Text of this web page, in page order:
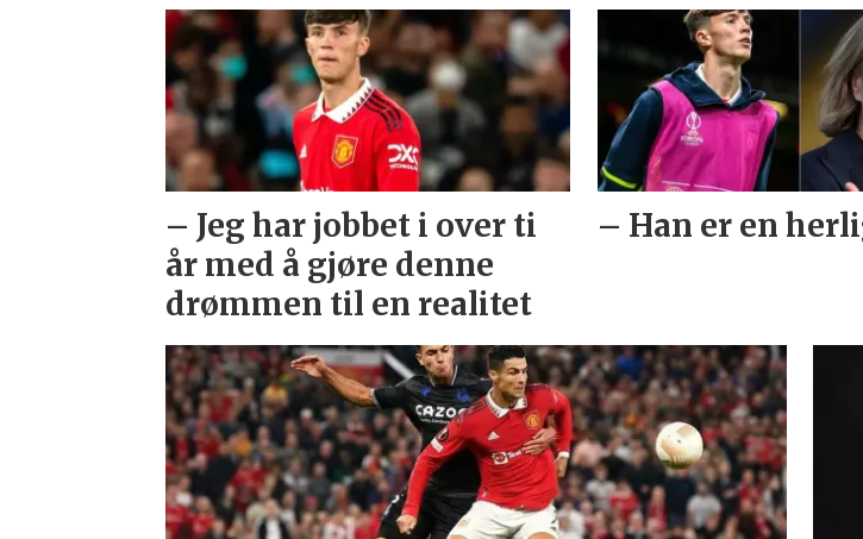
– Jeg har jobbet i over ti
år med å gjøre denne
drømmen til en realitet
– Han er en